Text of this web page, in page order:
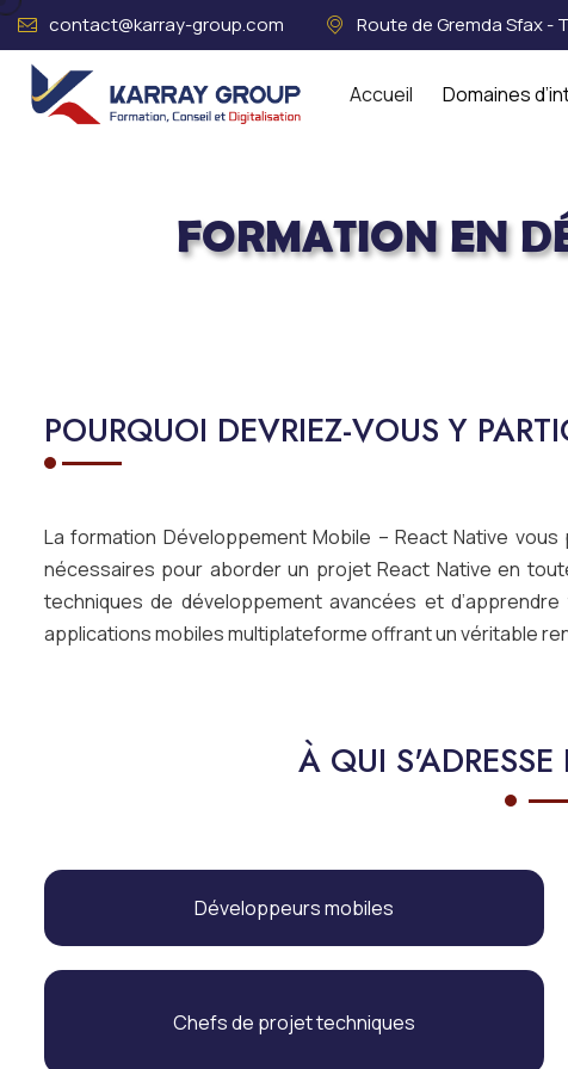
contact@karray-group.com Route de Gremda Sfax -
Accueil Domaines
FORMATION EN
POURQUOI DEVRIEZ-VOUS Y
La formation Développement Mobile – React Native
nécessaires pour aborder un projet React Native en
techniques de développement avancées et
applications mobiles multiplateforme offrant un véritable
À QUI
Développeurs mobiles
Chefs de projet techniques